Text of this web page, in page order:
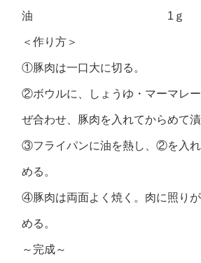
油 1ｇ
＜作り方＞
①豚肉は一口大に切る。
②ボウルに、しょうゆ・マーマレ
ぜ合わせ、豚肉を入れてからめて
③フライパンに油を熱し、②を入
める。
④豚肉は両面よく焼く。肉に照り
める。
～完成～